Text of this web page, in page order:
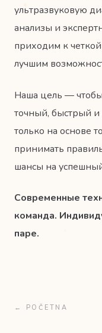
ультразвуковую
анализы и
приходим к
лучшим
Наша цель —
точный, быстрый
только на основе
принимать
шансы на
Современные
команда.
паре.
← POČETNA